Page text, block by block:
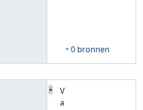
0 bronnen
V
a